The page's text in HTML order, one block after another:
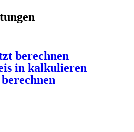
berechnen
in kalkulieren